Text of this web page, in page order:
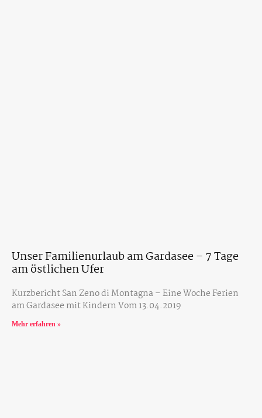
Unser Familienurlaub am Gardasee – 7 Tage
am östlichen Ufer
Kurzbericht San Zeno di Montagna – Eine Woche Ferien
am Gardasee mit Kindern Vom 13.04.2019
Mehr erfahren »